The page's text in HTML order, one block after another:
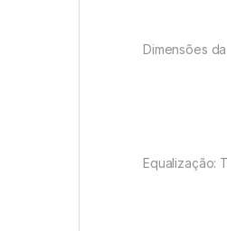
Dimensões
Equalização: